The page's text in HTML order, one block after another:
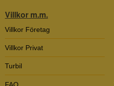
Villkor m.m.
Villkor Företag
Villkor Privat
Turbil
FAQ